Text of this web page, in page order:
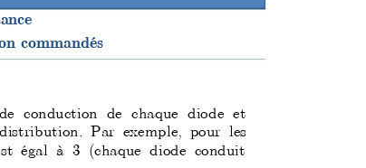
conduction de chaque diode et
Par exemple, pour les
égal à 3 (chaque diode conduit
commandés